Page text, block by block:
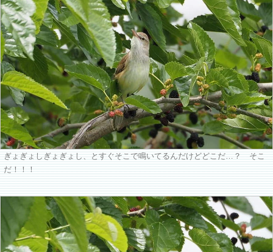
ぎょぎょしぎょぎょし、とすぐそこで鳴いてるんだけどどこだ…？ そこ
だ！！！